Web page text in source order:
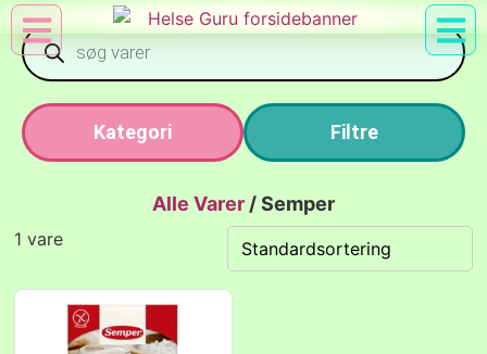
Kategori Filtre
Alle Varer/Semper
1 vare